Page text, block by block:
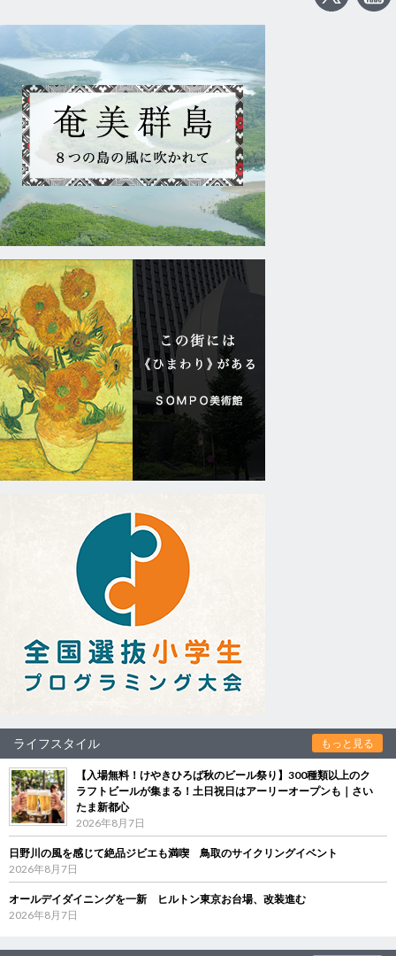
ライフスタイル もっと見る
【入場無料！けやきひろば秋のビール祭り】300種類以上のク
ラフトビールが集まる！土日祝日はアーリーオープンも｜さい
たま新都心
2026年8月7日
日野川の風を感じて絶品ジビエも満喫 鳥取のサイクリングイベント
2026年8月7日
オールデイダイニングを一新 ヒルトン東京お台場、改装進む
2026年8月7日